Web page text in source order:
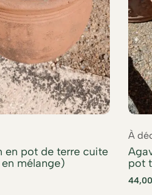
en pot de terre cuite
mélange)
À
pot
44,00